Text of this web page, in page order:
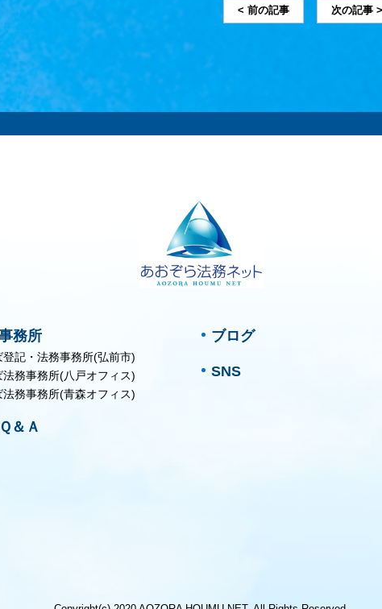
< 前の記事 次の記事 >
務所
登記・法務事務所(弘前市)
法務事務所(八戸オフィス)
法務事務所(青森オフィス)
＆Ａ
ブログ
SNS